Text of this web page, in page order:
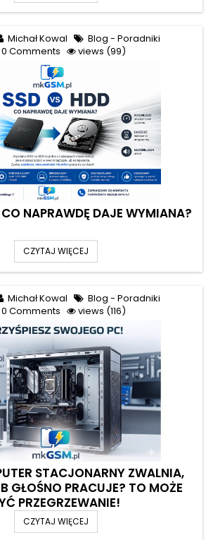
Michał Kowal
Blog - Poradniki
0 Comments
views (99)
NAPRAWDĘ DAJE WYMIANA?
CZYTAJ WIĘCEJ
Michał Kowal
Blog - Poradniki
0 Comments
views (116)
STACJONARNY ZWALNIA,
GŁOŚNO PRACUJE? TO MOŻE
PRZEGRZEWANIE!
CZYTAJ WIĘCEJ